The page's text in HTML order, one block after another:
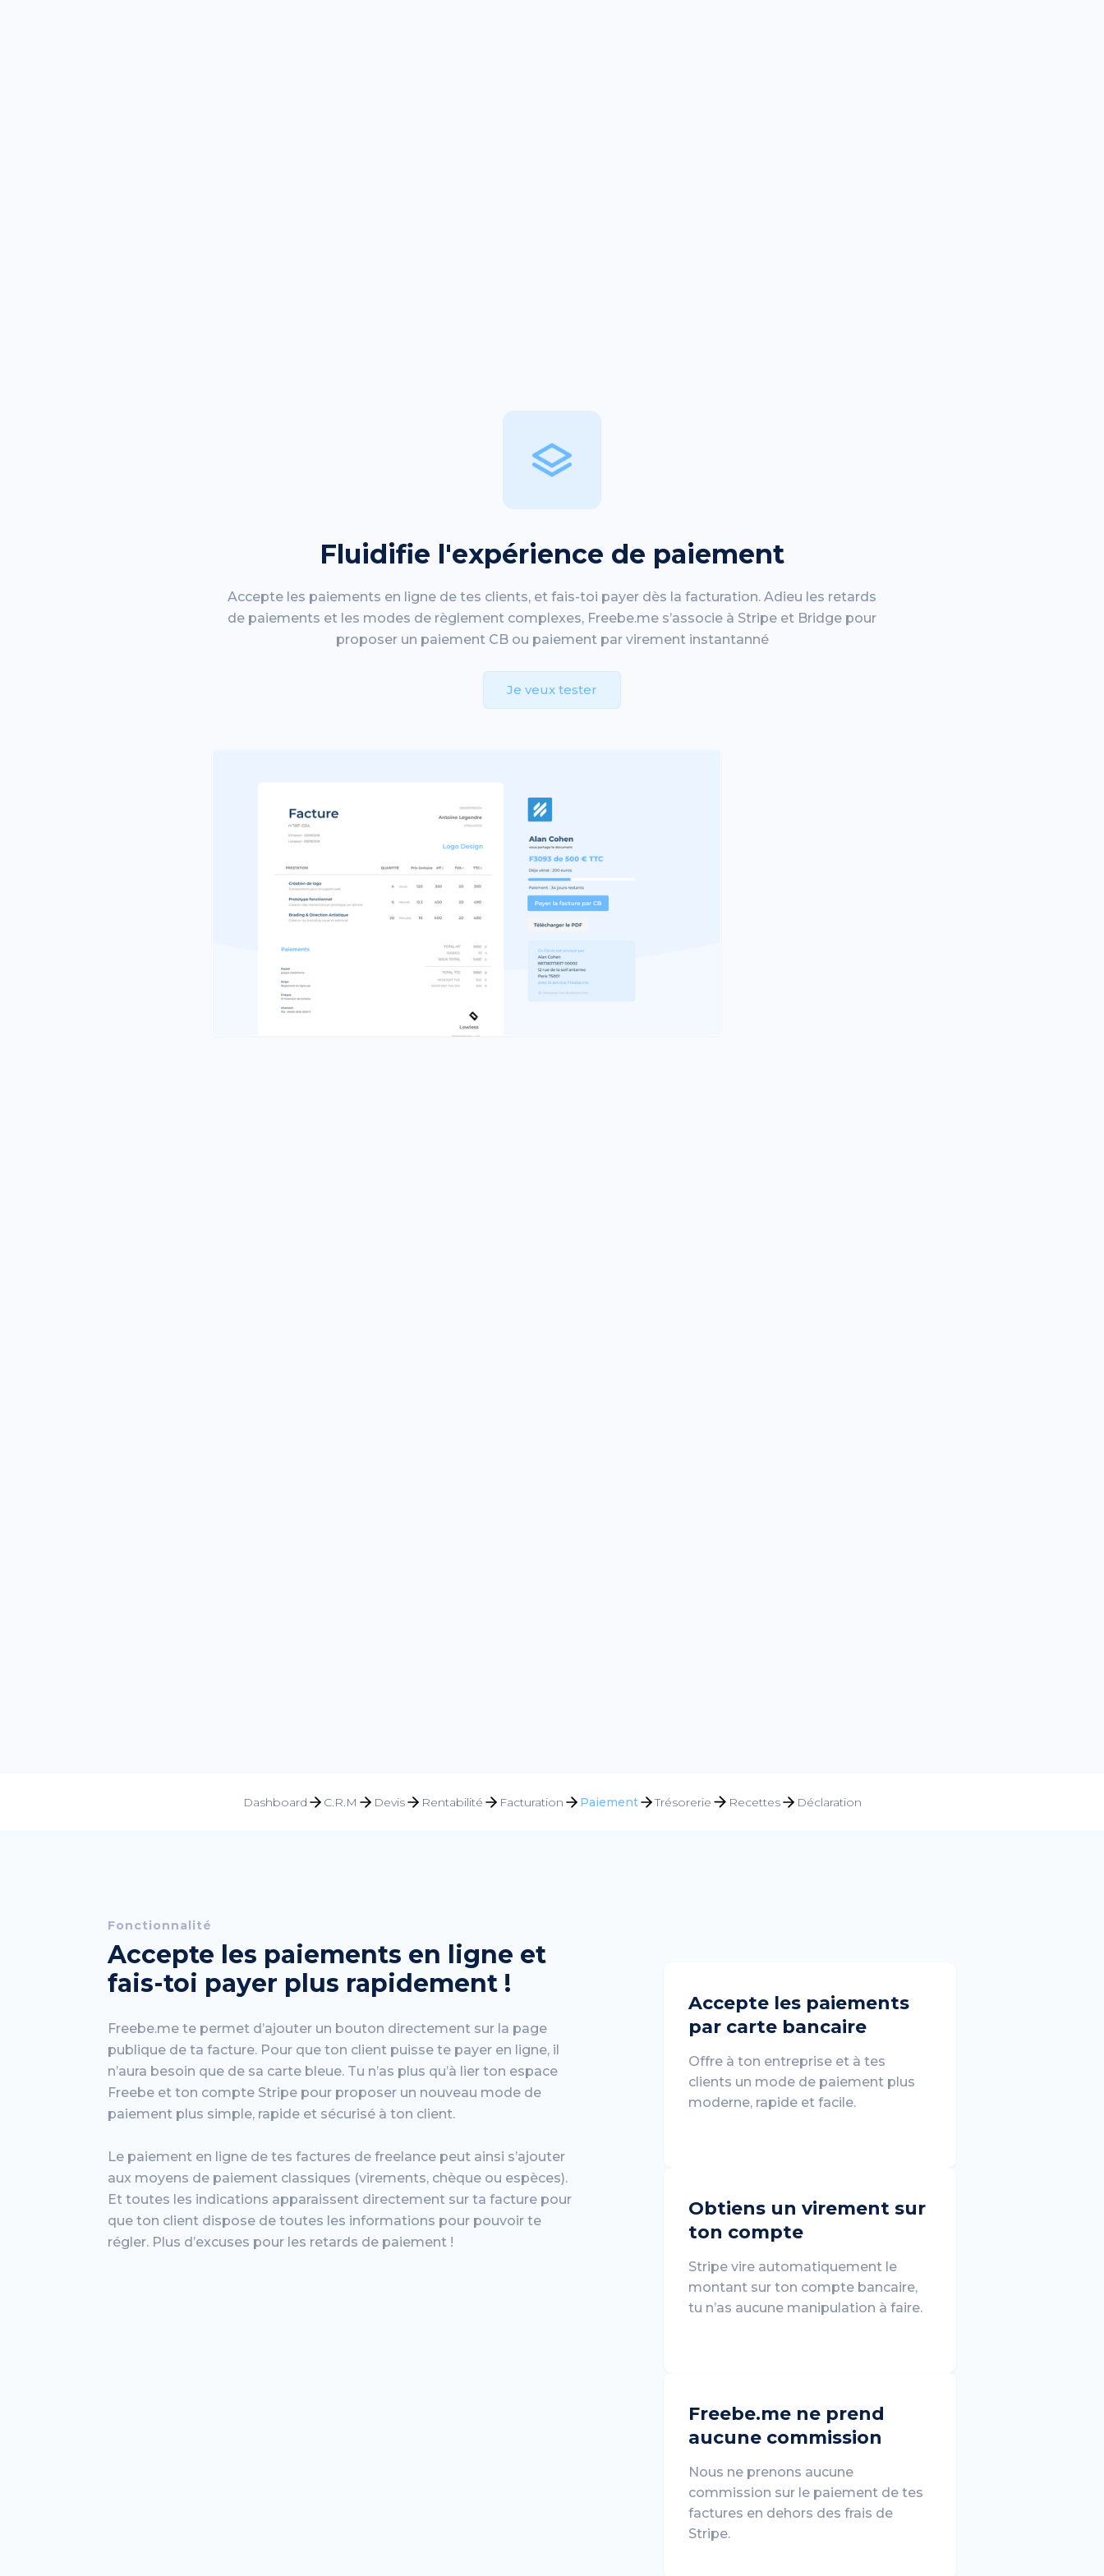
Fluidifie l'expérience de paiement
Accepte les paiements en ligne de tes clients, et fais-toi payer dès la facturation. Adieu les retards
de paiements et les modes de règlement complexes, Freebe.me s’associe à Stripe et Bridge pour
proposer un paiement CB ou paiement par virement instantanné
Je veux tester
Dashboard C.R.M Devis Rentabilité Facturation Paiement Trésorerie Recettes Déclaration
Fonctionnalité
Accepte les paiements en ligne et
fais-toi payer plus rapidement !
Freebe.me te permet d’ajouter un bouton directement sur la page
publique de ta facture. Pour que ton client puisse te payer en ligne, il
n’aura besoin que de sa carte bleue. Tu n’as plus qu’à lier ton espace
Freebe et ton compte Stripe pour proposer un nouveau mode de
paiement plus simple, rapide et sécurisé à ton client.
Le paiement en ligne de tes factures de freelance peut ainsi s’ajouter
aux moyens de paiement classiques (virements, chèque ou espèces).
Et toutes les indications apparaissent directement sur ta facture pour
que ton client dispose de toutes les informations pour pouvoir te
régler. Plus d’excuses pour les retards de paiement !
Accepte les paiements
par carte bancaire
Offre à ton entreprise et à tes
clients un mode de paiement plus
moderne, rapide et facile.
Obtiens un virement sur
ton compte
Stripe vire automatiquement le
montant sur ton compte bancaire,
tu n’as aucune manipulation à faire.
Freebe.me ne prend
aucune commission
Nous ne prenons aucune
commission sur le paiement de tes
factures en dehors des frais de
Stripe.